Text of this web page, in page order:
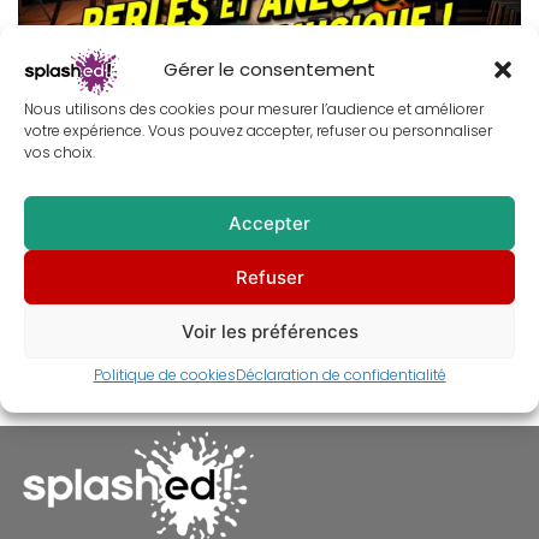
Gérer le consentement
Nous utilisons des cookies pour mesurer l’audience et améliorer
votre expérience. Vous pouvez accepter, refuser ou personnaliser
vos choix.
Accepter
Refuser
Voir les préférences
Politique de cookiesDéclaration de confidentialité
tenaces du cinéma & de la musique
01/12/2025 Totor Splashed Anecdotes,Déco murale,